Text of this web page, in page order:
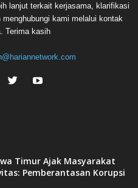
lanjut terkait kerjasama, klarifikasi
kami melalui kontak
Terima kasih
Timur Ajak Masyarakat
Pemberantasan Korupsi